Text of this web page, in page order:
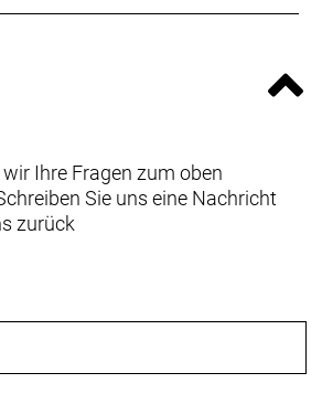
Ihre Fragen zum oben
Sie uns eine Nachricht
zurück